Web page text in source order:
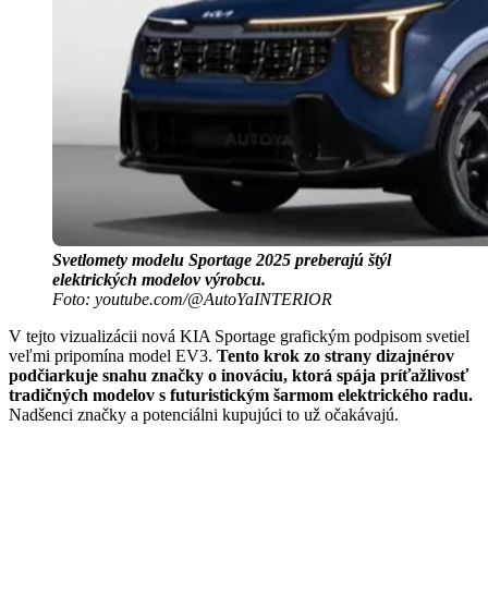
Svetlomety modelu Sportage 2025 preberajú štýl
elektrických modelov výrobcu.
Foto: youtube.com/@AutoYaINTERIOR
V tejto vizualizácii nová KIA Sportage grafickým podpisom svetiel
veľmi pripomína model EV3. Tento krok zo strany dizajnérov
podčiarkuje snahu značky o inováciu, ktorá spája príťažlivosť
tradičných modelov s futuristickým šarmom elektrického radu.
Nadšenci značky a potenciálni kupujúci to už očakávajú.